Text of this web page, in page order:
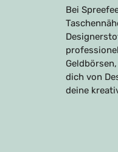
Bei
dich von
deine